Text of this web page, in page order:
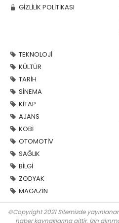
GİZLİLİK POLİTİKASI
TEKNOLOJİ
KÜLTÜR
TARİH
SİNEMA
KİTAP
AJANS
KOBİ
OTOMOTİV
SAĞLIK
BİLGİ
ZODYAK
MAGAZİN
©Copyright 2021 Sitemizde
haber kaynaklarına aittir. İzin